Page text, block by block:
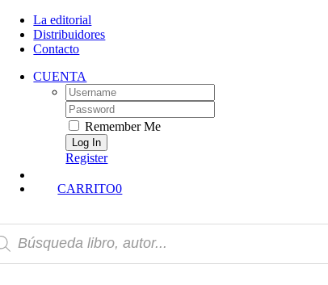
Skip
content
La editorial
Distribuidores
Contacto
CUENTA
Username:
Password:
Remember Me
Register
CARRITO0